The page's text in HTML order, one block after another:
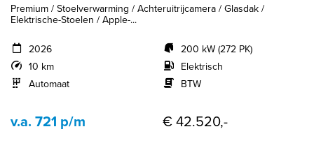
Premium / Stoelverwarming / Achteruitrijcamera / Glasdak /
Elektrische-Stoelen / Apple-...
2026
10 km
Automaat
200 kW (272 PK)
Elektrisch
BTW
v.a. 721 p/m € 42.520,-